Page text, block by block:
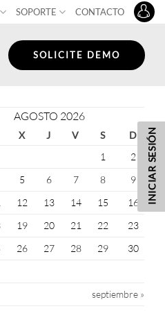
SOPORTE CONTACTO
SOLICITE DEMO
AGOSTO 2026
X J V S
D
1
2
5 6 7 8
9
12 13 14 15
16
19 20 21 22
23
26 27 28 29
30
septiembre »
INICIAR SESIÓN